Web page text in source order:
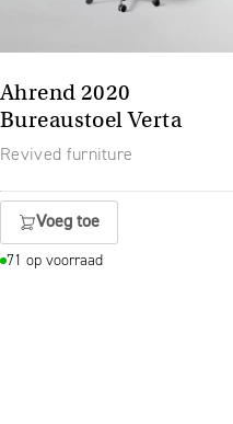
Ahrend 2020
Bureaustoel Verta
Revived furniture
Voeg toe
71 op voorraad